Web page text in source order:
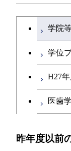
学士課程を切り替
学院
学位
H27
医歯
昨年度以前